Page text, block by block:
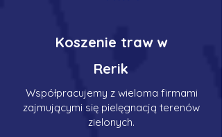
Koszenie traw w
Rerik
Współpracujemy z wieloma firmami
zajmującymi się pielęgnacją terenów
zielonych.